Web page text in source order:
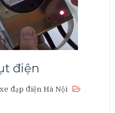
điện
đạp điện Hà Nội